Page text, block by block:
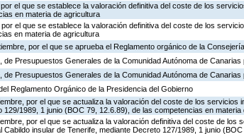
el que se establece la valoración definitiva del coste de los
en materia de agricultura
el que se establece la valoración definitiva del coste de los
en materia de agricultura
por el que se aprueba el Reglamento orgánico de la
de Presupuestos Generales de la Comunidad Autónoma de Canarias
de Presupuestos Generales de la Comunidad Autónoma de Canarias
Reglamento Orgánico de la Presidencia del Gobierno
por el que se actualiza la valoración del coste de los servicios
129/1989, 1 junio (BOC 79, 12.6.89), de las competencias en
por el que se actualiza la valoración definitiva del coste de los
Cabildo insular de Tenerife, mediante Decreto 127/1989, 1 junio